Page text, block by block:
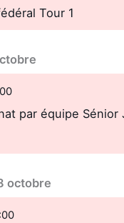
Tour 1
par équipe Sénior
octobre